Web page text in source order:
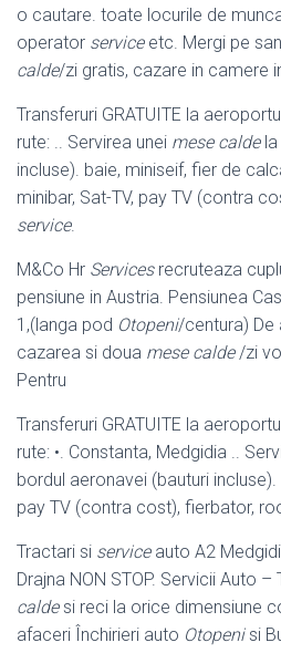
o cautare. toate locurile de
operator serviceetc. Mergi pe
calde/zi gratis, cazare in camere
Transferuri GRATUITE la
rute: .. Servirea unei mese caldela
incluse). baie, miniseif, fier de
minibar, Sat-TV, pay TV (contra
service.
M&Co Hr Servicesrecruteaza
pensiune in Austria. Pensiunea
1,(langa pod Otopeni/centura) De
cazarea si doua mese calde/zi
Pentru
Transferuri GRATUITE la
rute: •. Constanta, Medgidia ..
bordul aeronavei (bauturi incluse).
pay TV (contra cost), fierbator,
Tractari si serviceauto A2
Drajna NON STOP. Servicii Auto –
caldesi reci la orice dimensiune
afaceri Închirieri auto Otopenisi